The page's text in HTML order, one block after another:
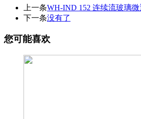
上一条WH-IND 152 连续流玻璃
下一条没有了
您可能喜欢